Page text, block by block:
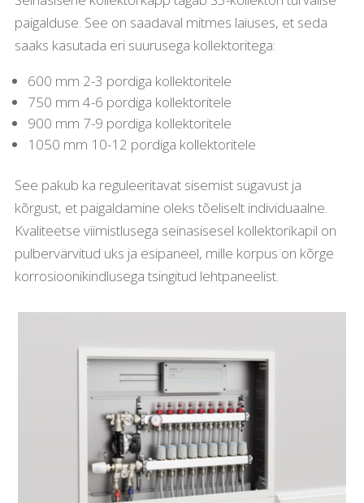
paigalduse. See on saadaval mitmes laiuses, et seda
saaks kasutada eri suurusega kollektoritega:
600 mm 2-3 pordiga kollektoritele
750 mm 4-6 pordiga kollektoritele
900 mm 7-9 pordiga kollektoritele
1050 mm 10-12 pordiga kollektoritele
See pakub ka reguleeritavat sisemist sügavust ja
kõrgust, et paigaldamine oleks tõeliselt individuaalne.
Kvaliteetse viimistlusega seinasisesel kollektorikapil on
pulbervärvitud uks ja esipaneel, mille korpus on kõrge
korrosioonikindlusega tsingitud lehtpaneelist.